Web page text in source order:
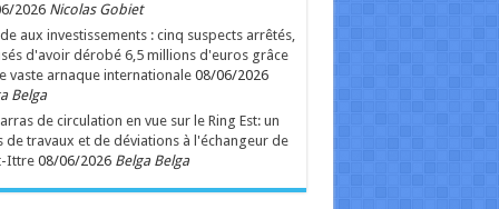
2026 Nicolas Gobiet
aux investissements : cinq suspects arrêtés,
d'avoir dérobé 6,5 millions d'euros grâce
vaste arnaque internationale 08/06/2026
Belga
de circulation en vue sur le Ring Est: un
de travaux et de déviations à l'échangeur de
Ittre 08/06/2026 Belga Belga